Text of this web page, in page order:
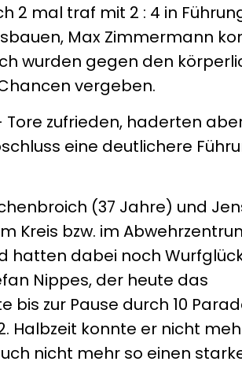
2 mal traf mit 2 : 4 in
Max Zimmermann
wurden gegen den
vergeben.
Tore zufrieden, haderten
eine deutlichere
(37 Jahre) und
Kreis bzw. im
hatten dabei noch
Nippes, der heute das
zur Pause durch 10
Halbzeit konnte er nicht
nicht mehr so einen